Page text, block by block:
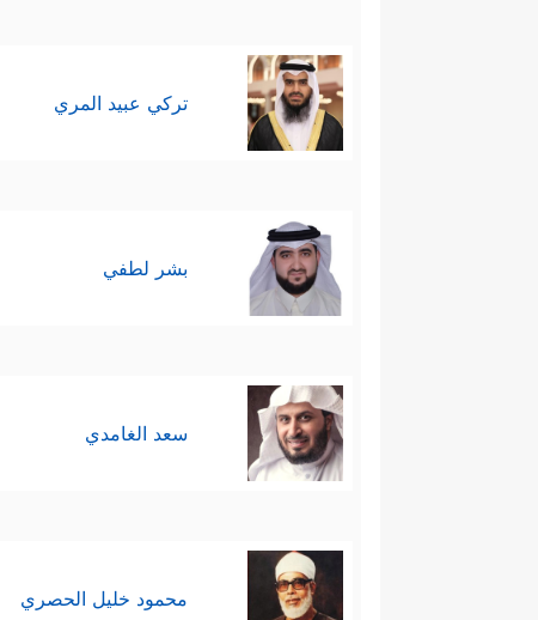
تركي عبيد المري
بشر لطفي
سعد الغامدي
محمود خليل الحصري